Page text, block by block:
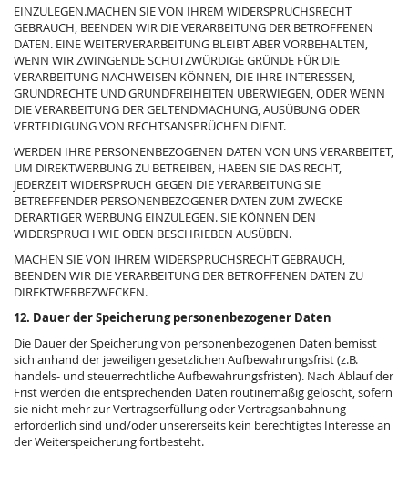
EINZULEGEN.MACHEN SIE VON IHREM WIDERSPRUCHSRECHT
GEBRAUCH, BEENDEN WIR DIE VERARBEITUNG DER BETROFFENEN
DATEN. EINE WEITERVERARBEITUNG BLEIBT ABER VORBEHALTEN,
WENN WIR ZWINGENDE SCHUTZWÜRDIGE GRÜNDE FÜR DIE
VERARBEITUNG NACHWEISEN KÖNNEN, DIE IHRE INTERESSEN,
GRUNDRECHTE UND GRUNDFREIHEITEN ÜBERWIEGEN, ODER WENN
DIE VERARBEITUNG DER GELTENDMACHUNG, AUSÜBUNG ODER
VERTEIDIGUNG VON RECHTSANSPRÜCHEN DIENT.
WERDEN IHRE PERSONENBEZOGENEN DATEN VON UNS VERARBEITET,
UM DIREKTWERBUNG ZU BETREIBEN, HABEN SIE DAS RECHT,
JEDERZEIT WIDERSPRUCH GEGEN DIE VERARBEITUNG SIE
BETREFFENDER PERSONENBEZOGENER DATEN ZUM ZWECKE
DERARTIGER WERBUNG EINZULEGEN. SIE KÖNNEN DEN
WIDERSPRUCH WIE OBEN BESCHRIEBEN AUSÜBEN.
MACHEN SIE VON IHREM WIDERSPRUCHSRECHT GEBRAUCH,
BEENDEN WIR DIE VERARBEITUNG DER BETROFFENEN DATEN ZU
DIREKTWERBEZWECKEN.
12. Dauer der Speicherung personenbezogener Daten
Die Dauer der Speicherung von personenbezogenen Daten bemisst
sich anhand der jeweiligen gesetzlichen Aufbewahrungsfrist (z.B.
handels- und steuerrechtliche Aufbewahrungsfristen). Nach Ablauf der
Frist werden die entsprechenden Daten routinemäßig gelöscht, sofern
sie nicht mehr zur Vertragserfüllung oder Vertragsanbahnung
erforderlich sind und/oder unsererseits kein berechtigtes Interesse an
der Weiterspeicherung fortbesteht.